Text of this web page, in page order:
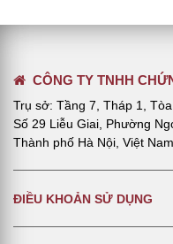
CÔNG TY TNHH
Trụ sở: Tầng 7, Tháp 1,
Số 29 Liễu Giai, Phường
Thành phố Hà Nội, Việt Nam.
ĐIỀU KHOẢN SỬ DỤNG